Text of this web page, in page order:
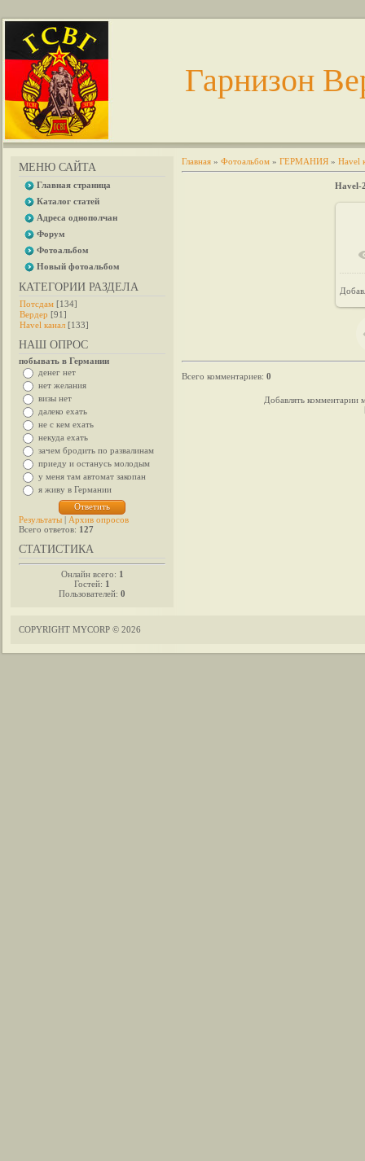
Гарнизон
МЕНЮ САЙТА
Главная страница
Каталог статей
Адреса однополчан
Форум
Фотоальбом
Новый фотоальбом
КАТЕГОРИИ РАЗДЕЛА
Потсдам [134]
Вердер [91]
Havel канал [133]
НАШ ОПРОС
побывать в Германии
денег нет
нет желания
визы нет
далеко ехать
не с кем ехать
некуда ехать
зачем бродить по развалинам
приеду и останусь молодым
у меня там автомат закопан
я живу в Германии
Результаты | Архив опросов
Всего ответов: 127
СТАТИСТИКА
Онлайн всего: 1
Гостей: 1
Пользователей: 0
Главная » Фотоальбом » ГЕРМАНИЯ » Havel
Havel-
Всего комментариев: 0
Добавлять комментарии
COPYRIGHT MYCORP © 2026